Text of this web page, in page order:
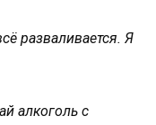
разваливается. Я
алкоголь с